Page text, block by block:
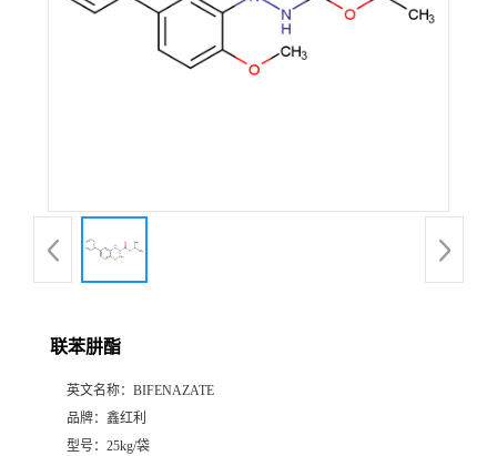
联苯肼酯
英文名称： BIFENAZATE
品牌： 鑫红利
型号： 25kg/袋